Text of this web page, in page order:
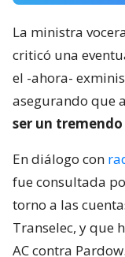
La ministra
criticó una
el -ahora-
asegurando que
ser un
En diálogo con
fue consultada
torno a las
Transelec, y que
AC contra Pardow.